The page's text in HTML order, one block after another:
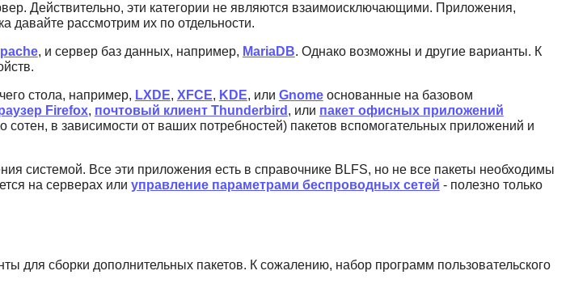
Действительно, эти категории не являются взаимоисключающими. Приложения,
давайте рассмотрим их по отдельности.
, и сервер баз данных, например, MariaDB. Однако возможны и другие варианты. К
стола, например, LXDE, XFCE, KDE, или Gnomeоснованные на базовом
Firefox, почтовый клиент Thunderbird , или пакет офисных приложений
в зависимости от ваших потребностей) пакетов вспомогательных приложений и
системой. Все эти приложения есть в справочнике BLFS, но не все пакеты необходимы
на серверах или управление параметрами беспроводных сетей - полезно только
для сборки дополнительных пакетов. К сожалению, набор программ пользовательского